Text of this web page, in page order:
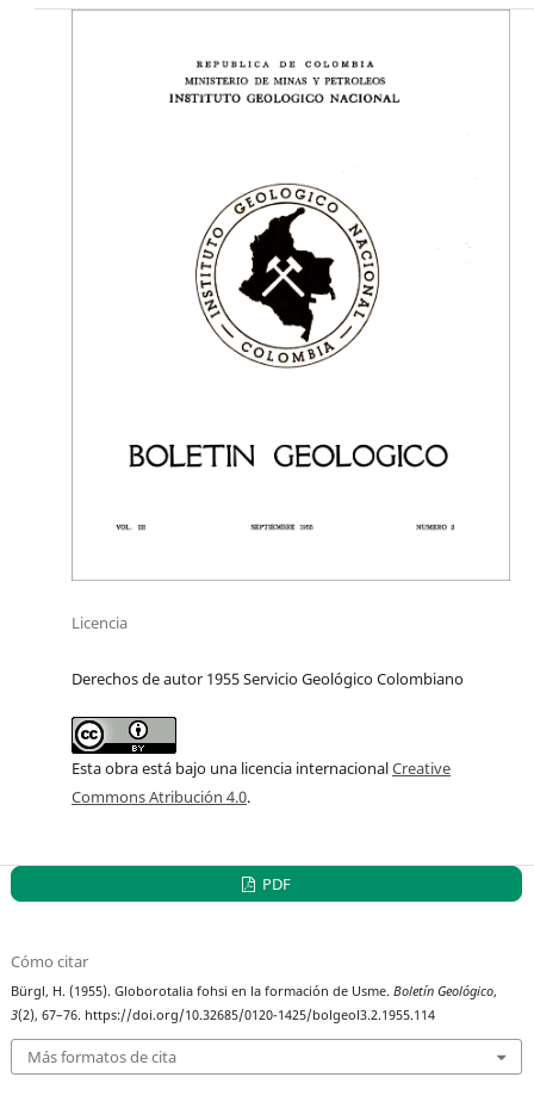
Licencia
Derechos de autor 1955 Servicio Geológico Colombiano
Esta obra está bajo una licencia internacionalCreative
Commons Atribución 4.0.
PDF
Cómo citar
Bürgl, H. (1955). Globorotalia fohsi en la formación de Usme.Boletín Geológico,
3(2), 67–76. https://doi.org/10.32685/0120-1425/bolgeol3.2.1955.114
Más formatos de cita